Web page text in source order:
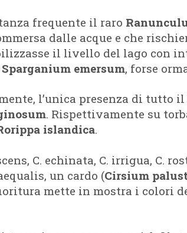
frequente il raro
dalle acque e che
il livello del lago con
Sparganium emersum, forse
l’unica presenza di tutto
. Rispettivamente su
islandica.
C. echinata, C. irrigua, C.
un cardo (Cirsium
mette in mostra i colori